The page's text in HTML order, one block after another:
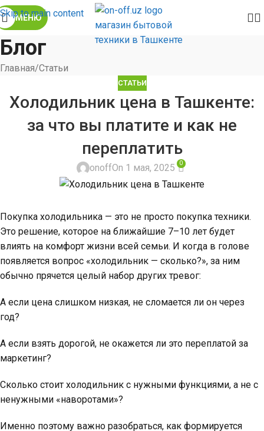
Skip to main content
МЕНЮ
Блог
Главная Статьи
СТАТЬИ
Холодильник цена в Ташкенте:
за что вы платите и как не
переплатить
onoffOn 1 мая, 2025 0
Покупка холодильника — это не просто покупка техники.
Это решение, которое на ближайшие 7–10 лет будет
влиять на комфорт жизни всей семьи. И когда в голове
появляется вопрос «холодильник — сколько?», за ним
обычно прячется целый набор других тревог:
А если цена слишком низкая, не сломается ли он через
год?
А если взять дорогой, не окажется ли это переплатой за
маркетинг?
Сколько стоит холодильник с нужными функциями, а не с
ненужными «наворотами»?
Именно поэтому важно разобраться, как формируется